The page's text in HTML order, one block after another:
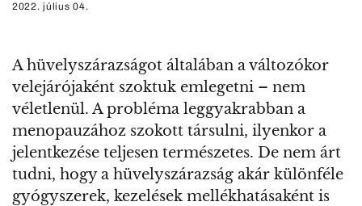
2022. július 04.
A hüvelyszárazságot általában a változókor
velejárójaként szoktuk emlegetni – nem
véletlenül. A probléma leggyakrabban a
menopauzához szokott társulni, ilyenkor a
jelentkezése teljesen természetes. De nem árt
tudni, hogy a hüvelyszárazság akár különféle
gyógyszerek, kezelések mellékhatásaként is